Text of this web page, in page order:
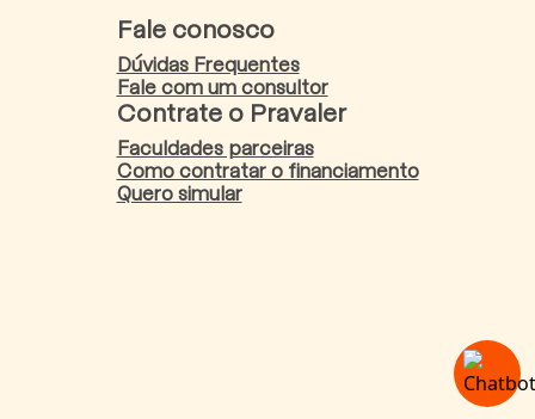
Fale conosco
Dúvidas Frequentes
Fale com um consultor
Contrate o Pravaler
Faculdades parceiras
Como contratar o financiamento
Quero simular